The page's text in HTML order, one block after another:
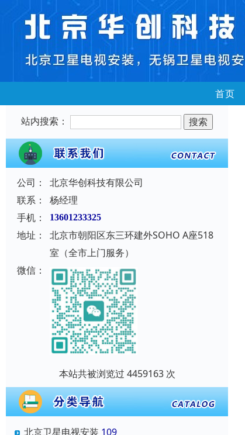
首页
站内搜索：
公司：
北京华创科技有限公司
联系：
杨经理
手机：
13601233325
地址：
北京市朝阳区东三环建外SOHO A座518
室（全市上门服务）
微信：
本站共被浏览过 4459163 次
北京卫星电视安装 109